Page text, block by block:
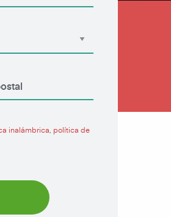
inalámbrica, política de